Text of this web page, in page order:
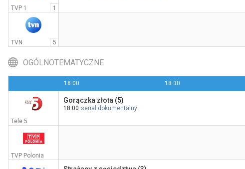
17:45 TVP Kultura
TVP 1 1
TVN 5
OGÓLNOTEMATYCZNE
18:00 18:30
Tele 5
Gorączka złota (5)
18:00 serial dokumentalny
TVP Polonia